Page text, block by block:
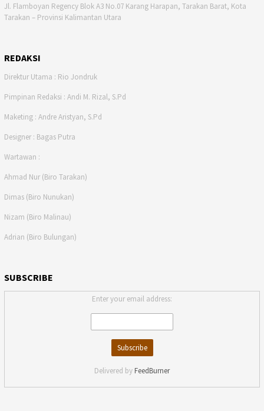
Jl. Flamboyan Regency Blok A3 No.07 Karang Harapan, Tarakan Barat, Kota
Tarakan – Provinsi Kalimantan Utara
REDAKSI
Direktur Utama : Rio Jondruk
Pimpinan Redaksi : Andi M. Rizal, S.Pd
Maketing : Andre Aristyan, S.Pd
Designer : Bagas Putra
Wartawan :
Ahmad Nur (Biro Tarakan)
Dimas (Biro Nunukan)
Nizam (Biro Malinau)
Adrian (Biro Bulungan)
SUBSCRIBE
Enter your email address:
Delivered by FeedBurner